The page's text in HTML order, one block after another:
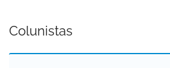
Colunistas